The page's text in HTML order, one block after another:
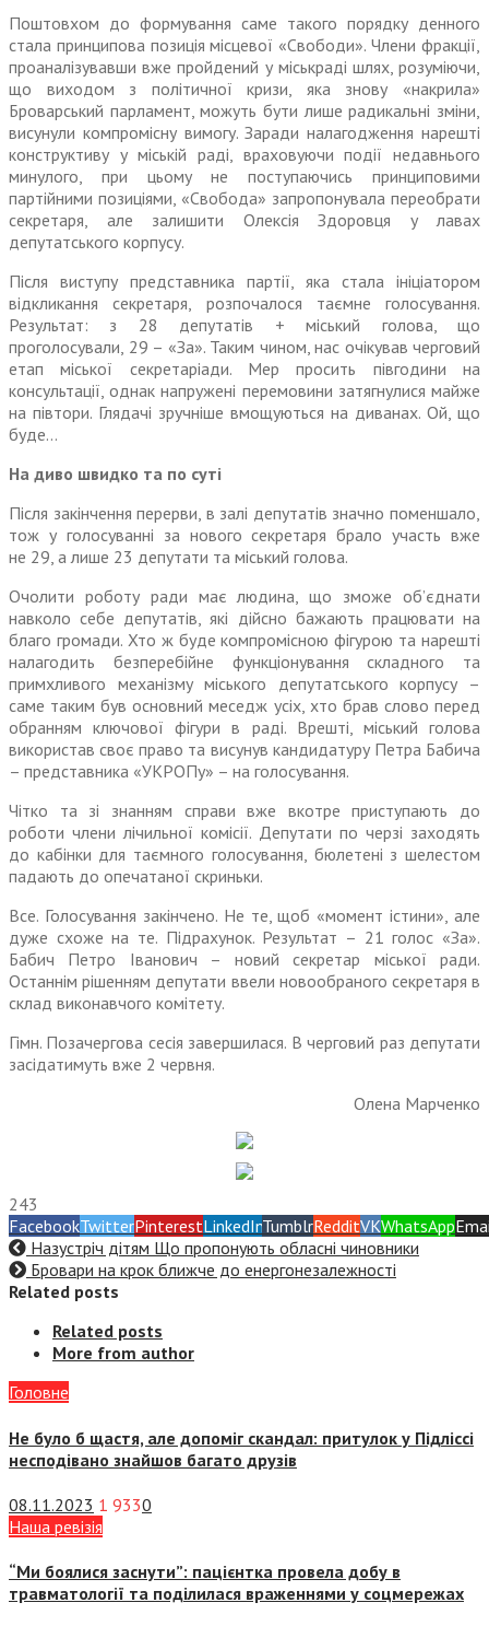
Поштовхом до формування саме такого порядку денного
стала принципова позиція місцевої «Свободи». Члени фракції,
проаналізувавши вже пройдений у міськраді шлях, розуміючи,
що виходом з політичної кризи, яка знову «накрила»
Броварський парламент, можуть бути лише радикальні зміни,
висунули компромісну вимогу. Заради налагодження нарешті
конструктиву у міській раді, враховуючи події недавнього
минулого, при цьому не поступаючись принциповими
партійними позиціями, «Свобода» запропонувала переобрати
секретаря, але залишити Олексія Здоровця у лавах
депутатського корпусу.
Після виступу представника партії, яка стала ініціатором
відкликання секретаря, розпочалося таємне голосування.
Результат: з 28 депутатів + міський голова, що
проголосували, 29 – «За». Таким чином, нас очікував черговий
етап міської секретаріади. Мер просить півгодини на
консультації, однак напружені перемовини затягнулися майже
на півтори. Глядачі зручніше вмощуються на диванах. Ой, що
буде…
На диво швидко та по суті
Після закінчення перерви, в залі депутатів значно поменшало,
тож у голосуванні за нового секретаря брало участь вже
не 29, а лише 23 депутати та міський голова.
Очолити роботу ради має людина, що зможе об’єднати
навколо себе депутатів, які дійсно бажають працювати на
благо громади. Хто ж буде компромісною фігурою та нарешті
налагодить безперебійне функціонування складного та
примхливого механізму міського депутатського корпусу –
саме таким був основний меседж усіх, хто брав слово перед
обранням ключової фігури в раді. Врешті, міський голова
використав своє право та висунув кандидатуру Петра Бабича
– представника «УКРОПу» – на голосування.
Чітко та зі знанням справи вже вкотре приступають до
роботи члени лічильної комісії. Депутати по черзі заходять
до кабінки для таємного голосування, бюлетені з шелестом
падають до опечатаної скриньки.
Все. Голосування закінчено. Не те, щоб «момент істини», але
дуже схоже на те. Підрахунок. Результат – 21 голос «За».
Бабич Петро Іванович – новий секретар міської ради.
Останнім рішенням депутати ввели ново­обраного секретаря в
склад виконавчого комітету.
Гімн. Позачергова сесія завершилася. В черговий раз депутати
засідатимуть вже 2 червня.
Олена Марченко
243
FacebookTwitterPinterestLinkedInTumblrRedditVKWhatsApp
Назустріч дітям Що пропонують обласні чиновники
Бровари на крок ближче до енергонезалежності
Related posts
Related posts
More from author
Головне
Не було б щастя, але допоміг скандал: притулок у Підліссі
несподівано знайшов багато друзів
08.11.2023 1 9330
Наша ревізія
“Ми боялися заснути”: пацієнтка провела добу в
травматології та поділилася враженнями у соцмережах